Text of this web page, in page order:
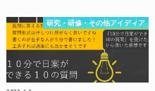
研究・研修・その他アイディア